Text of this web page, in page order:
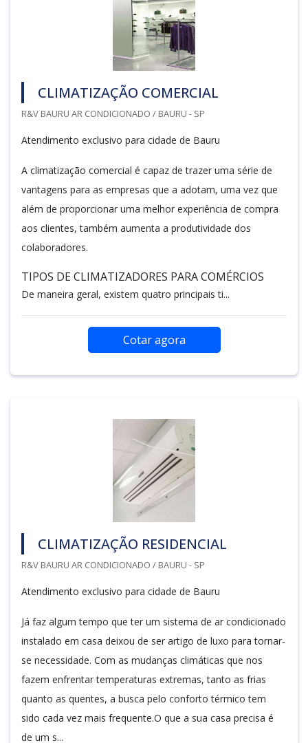
CLIMATIZAÇÃO COMERCIAL
R&V BAURU AR CONDICIONADO / BAURU - SP
Atendimento exclusivo para cidade de Bauru
A climatização comercial é capaz de trazer uma série de
vantagens para as empresas que a adotam, uma vez que
além de proporcionar uma melhor experiência de compra
aos clientes, também aumenta a produtividade dos
colaboradores.
TIPOS DE CLIMATIZADORES PARA COMÉRCIOS
De maneira geral, existem quatro principais ti...
Cotar agora
CLIMATIZAÇÃO RESIDENCIAL
R&V BAURU AR CONDICIONADO / BAURU - SP
Atendimento exclusivo para cidade de Bauru
Já faz algum tempo que ter um sistema de ar condicionado
instalado em casa deixou de ser artigo de luxo para tornar-
se necessidade. Com as mudanças climáticas que nos
fazem enfrentar temperaturas extremas, tanto as frias
quanto as quentes, a busca pelo conforto térmico tem
sido cada vez mais frequente.O que a sua casa precisa é
de um s...